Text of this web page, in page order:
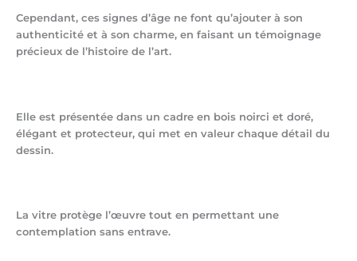
Cependant, ces signes d’âge ne font qu’ajouter à son
authenticité et à son charme, en faisant un témoignage
précieux de l’histoire de l’art.
Elle est présentée dans un cadre en bois noirci et doré,
élégant et protecteur, qui met en valeur chaque détail du
dessin.
La vitre protège l’œuvre tout en permettant une
contemplation sans entrave.